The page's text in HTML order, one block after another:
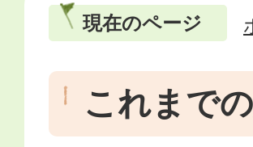
現在のページ
これまで